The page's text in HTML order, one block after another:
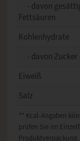
- davon
Fettsäuren
Kohlenhydrate
- davon Zucker
Eiweiß
Salz
** Kcal-Angaben
prüfen Sie im
Produktverpackung.